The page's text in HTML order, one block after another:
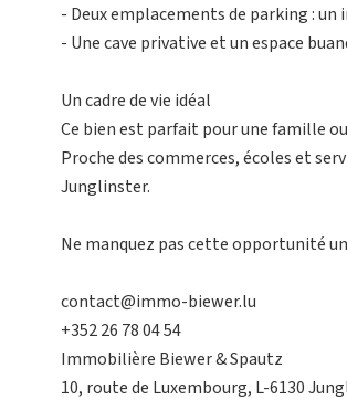
- Deux emplacements de parking :
- Une cave privative et un espace
Un cadre de vie idéal
Ce bien est parfait pour une famille
Proche des commerces, écoles et
Junglinster.
Ne manquez pas cette opportunité
contact@immo-biewer.lu
+352 26 78 04 54
Immobilière Biewer & Spautz
10, route de Luxembourg, L-6130